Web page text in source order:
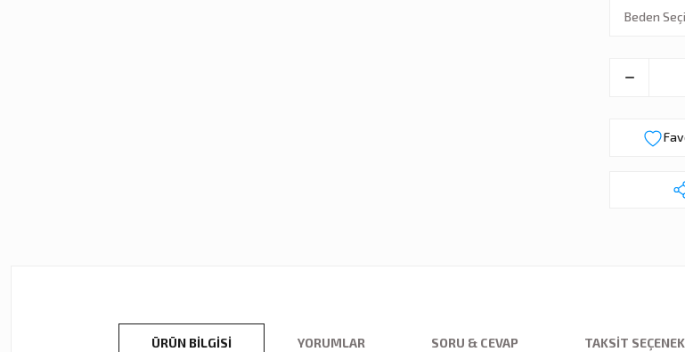
ÜRÜN BILGISI YORUMLAR SORU & CEVAP TAKSIT